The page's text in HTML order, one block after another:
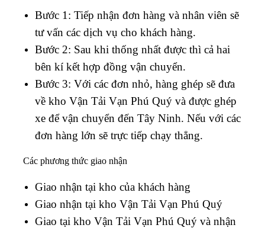
Bước 1: Tiếp nhận đơn hàng và nhân viên sẽ
tư vấn các dịch vụ cho khách hàng.
Bước 2: Sau khi thống nhất được thì cả hai
bên kí kết hợp đồng vận chuyển.
Bước 3: Với các đơn nhỏ, hàng ghép sẽ đưa
về kho Vận Tải Vạn Phú Quý và được ghép
xe để vận chuyển đến Tây Ninh. Nếu với các
đơn hàng lớn sẽ trực tiếp chạy thẳng.
Các phương thức giao nhận
Giao nhận tại kho của khách hàng
Giao nhận tại kho Vận Tải Vạn Phú Quý
Giao tại kho Vận Tải Vạn Phú Quý và nhận